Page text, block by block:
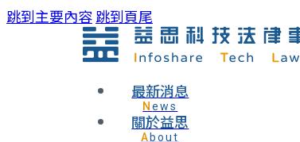
跳到主要內容跳到頁尾
最新消息
News
關於益思
About